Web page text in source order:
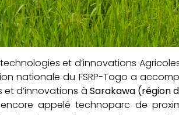
et d’innovations
nationale du FSRP-Togo a
d’innovations à Sarakawa (région
appelé technoparc de